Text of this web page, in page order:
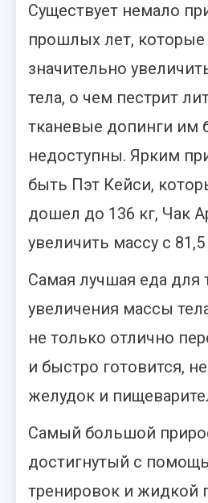
Существует немало
прошлых лет,
значительно
тела, о чем пестрит
тканевые допинги им
недоступны. Ярким
быть Пэт Кейси,
дошел до 136 кг, Чак
увеличить массу с 81,5
Самая лучшая еда для
увеличения массы
не только отлично
и быстро готовится,
желудок и
Самый большой
достигнутый с
тренировок и жидкой